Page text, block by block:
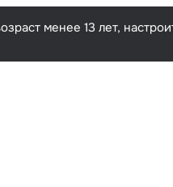
менее 13 лет,